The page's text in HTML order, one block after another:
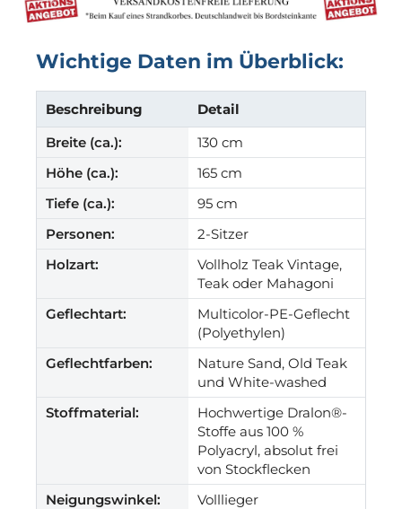
Wichtige Daten im Überblick:
Beschreibung
Detail
Breite (ca.):
130 cm
Höhe (ca.):
165 cm
Tiefe (ca.):
95 cm
Personen:
2-Sitzer
Holzart:
Vollholz Teak Vintage,
Teak oder Mahagoni
Geflechtart:
Multicolor-PE-Geflecht
(Polyethylen)
Geflechtfarben:
Nature Sand, Old Teak
und White-washed
Stoffmaterial:
Hochwertige Dralon®-
Stoffe aus 100 %
Polyacryl, absolut frei
von Stockflecken
Neigungswinkel:
Volllieger